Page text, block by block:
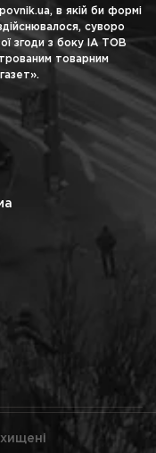
в якій би формі
суворо
згоди з боку ІА ТОВ
товарним